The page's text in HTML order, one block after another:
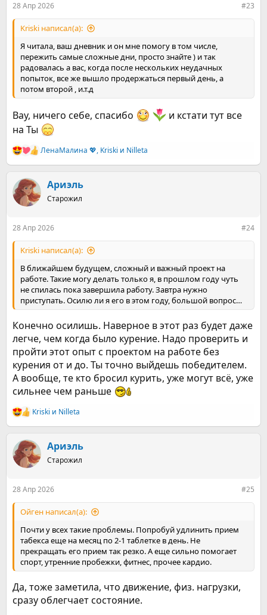
Самые сложные были последние 4-5 дней. Я спаслась
только с помощью форума. Но если бы айкос не отдала
знакомой точно бы закурила снова.
Сегодняшний день был лучше. Я прочитала на форуме, что
нужно пить глицин и витамин с. Мне кажется это помогло
мне немного. Еще я открыла ящик в тумбочке на работе, а
там курилка) я взяла ее с собой по дороге домой, шла и
смотрела на нее, мысли закурить не было, только мысль,
что я сильнее ее. Я даже приложила ее к губам, специально,
но затяжку делать не стала. Потом выкинула. Это очень
подняло мне настроение )
28 Апр 2026 #23
Kriski написал(а):
Я читала, ваш дневник и он мне помогу в том числе,
пережить самые сложные дни, просто знайте ) и так
радовалась а вас, когда после нескольких неудачных
попыток, все же вышло продержаться первый день, а
потом второй , и.т.д
Вау, ничего себе, спасибо
и кстати тут все
на Ты
Р
е
к
ц
и
ЛенаМалина 💖, Kriski и Nilleta
Ариэль
Старожил
28 Апр 2026 #24
Kriski написал(а):
В ближайшем будущем, сложный и важный проект на
работе. Такие могу делать только я, в прошлом году чуть
не спилась пока завершила работу. Завтра нужно
приступать. Осилю ли я его в этом году, большой вопрос…
Конечно осилишь. Наверное в этот раз будет даже
легче, чем когда было курение. Надо проверить и
пройти этот опыт с проектом на работе без
курения от и до. Ты точно выйдешь победителем.
А вообще, те кто бросил курить, уже могут всё, уже
сильнее чем раньше
Р
е
к
ц
и
Kriski и Nilleta
Ариэль
Старожил
28 Апр 2026 #25
Ойген написал(а):
Почти у всех такие проблемы. Попробуй удлинить прием
табекса еще на месяц по 2-1 таблетке в день. Не
прекращать его прием так резко. А еще сильно помогает
спорт, утренние пробежки, фитнес, прочее кардио.
Да, тоже заметила, что движение, физ. нагрузки,
сразу облегчает состояние.